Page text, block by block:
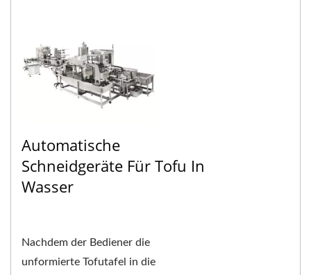
Automatische
Schneidgeräte Für Tofu In
Wasser
Nachdem der Bediener die
unformierte Tofutafel in die